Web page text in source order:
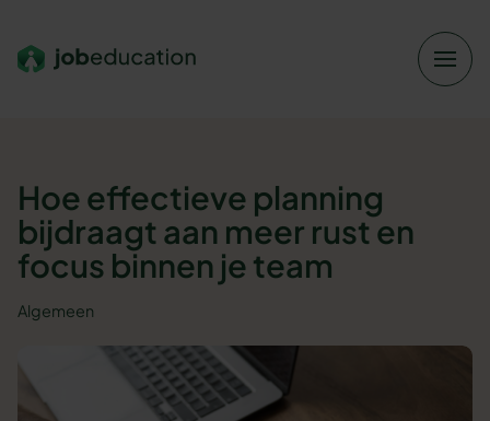
Hoe effectieve planning
bijdraagt aan meer rust en
focus binnen je team
Algemeen